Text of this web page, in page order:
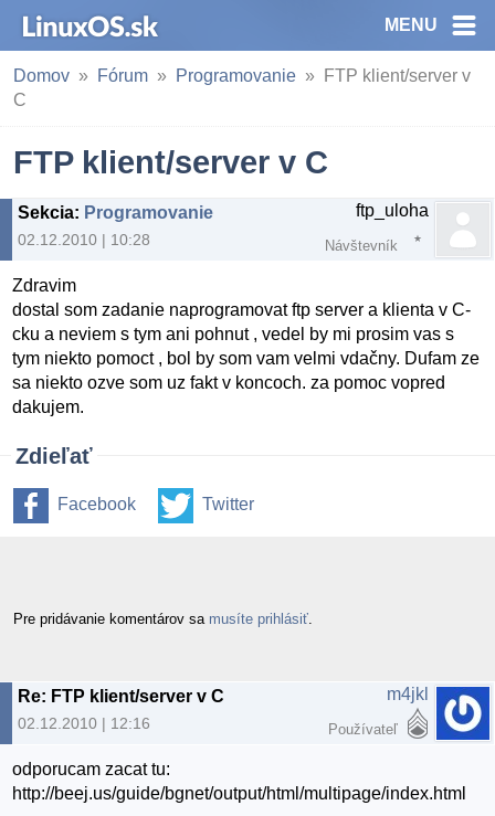
MENU
Domov Fórum Programovanie
FTP klient/server v
C
FTP klient/server v C
Sekcia: Programovanie
02.12.2010 | 10:28
ftp_uloha
Návštevník
Zdravim
dostal som zadanie naprogramovat ftp server a klienta v C-
cku a neviem s tym ani pohnut , vedel by mi prosim vas s
tym niekto pomoct , bol by som vam velmi vdačny. Dufam ze
sa niekto ozve som uz fakt v koncoch. za pomoc vopred
dakujem.
Zdieľať
Facebook Twitter
Pre pridávanie komentárov sa musíte prihlásiť
Re: FTP klient/server v C
02.12.2010 | 12:16
m4jkl
Používateľ
odporucam zacat tu:
http://beej.us/guide/bgnet/output/html/multipage/index.html